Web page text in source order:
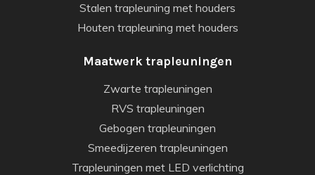
Stalen trapleuning met houders
Houten trapleuning met houders
Maatwerk trapleuningen
Zwarte trapleuningen
RVS trapleuningen
Gebogen trapleuningen
Smeedijzeren trapleuningen
Trapleuningen met LED verlichting